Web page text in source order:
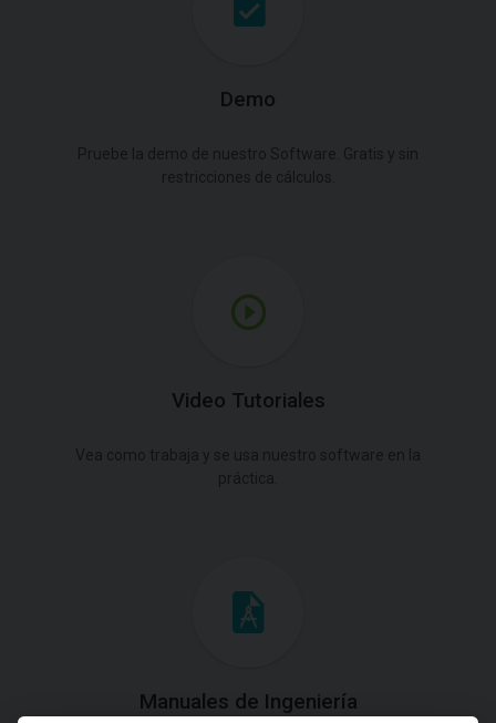
Demo
Video Tutoriales
Manuales de Ingeniería